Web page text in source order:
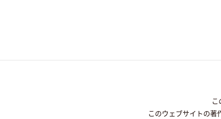
このウェブサイトの